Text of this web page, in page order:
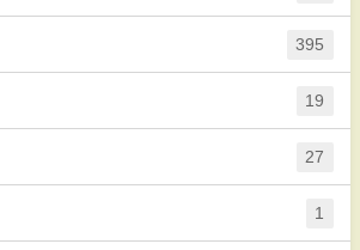
395
19
27
1